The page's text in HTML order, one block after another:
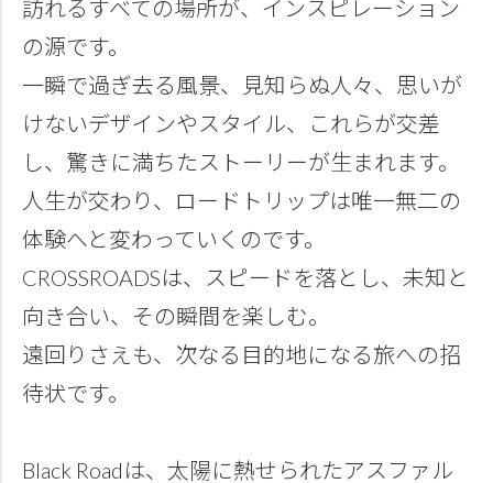
訪れるすべての場所が、インスピレーション
の源です。
一瞬で過ぎ去る風景、見知らぬ人々、思いが
けないデザインやスタイル、これらが交差
し、驚きに満ちたストーリーが生まれます。
人生が交わり、ロードトリップは唯一無二の
体験へと変わっていくのです。
CROSSROADSは、スピードを落とし、未知と
向き合い、その瞬間を楽しむ。
遠回りさえも、次なる目的地になる旅への招
待状です。
Black Roadは、太陽に熱せられたアスファル